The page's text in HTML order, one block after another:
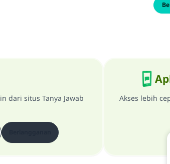
dari situs Tanya Jawab
Akses lebih